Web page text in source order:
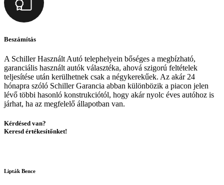
Beszámítás
A Schiller Használt Autó telephelyein bőséges a megbízható,
garanciális használt autók választéka, ahová szigorú feltételek
teljesítése után kerülhetnek csak a négykerekűek. Az akár 24
hónapra szóló Schiller Garancia abban különbözik a piacon jelen
lévő többi hasonló konstrukciótól, hogy akár nyolc éves autóhoz is
járhat, ha az megfelelő állapotban van.
Kérdésed van?
Keresd értékesítőnket!
Lipták Bence